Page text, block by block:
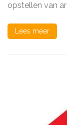
opstellen van
Lees meer